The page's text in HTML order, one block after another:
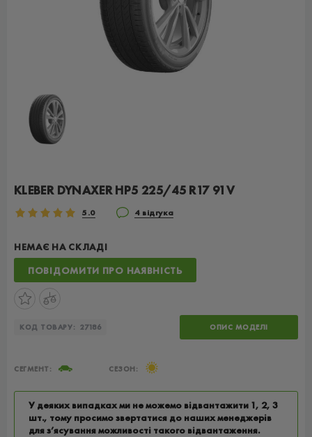
KLEBER DYNAXER HP5 225/45 R17 91V
5.0 4 відгука
НЕМАЄ НА СКЛАДІ
ПОВІДОМИТИ ПРО НАЯВНІСТЬ
КОД ТОВАРУ: 27186 ОПИС МОДЕЛІ
СЕГМЕНТ: СЕЗОН:
У деяких випадках ми не можемо відвантажити 1, 2, 3
шт., тому просимо звертатися до наших менеджерів
для з’ясування можливості такого відвантаження.